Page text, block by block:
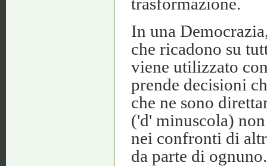
In una
che ricadono su
viene utilizzato
prende decisioni
che ne sono
('d' minuscola)
nei confronti di
da parte di ognuno.